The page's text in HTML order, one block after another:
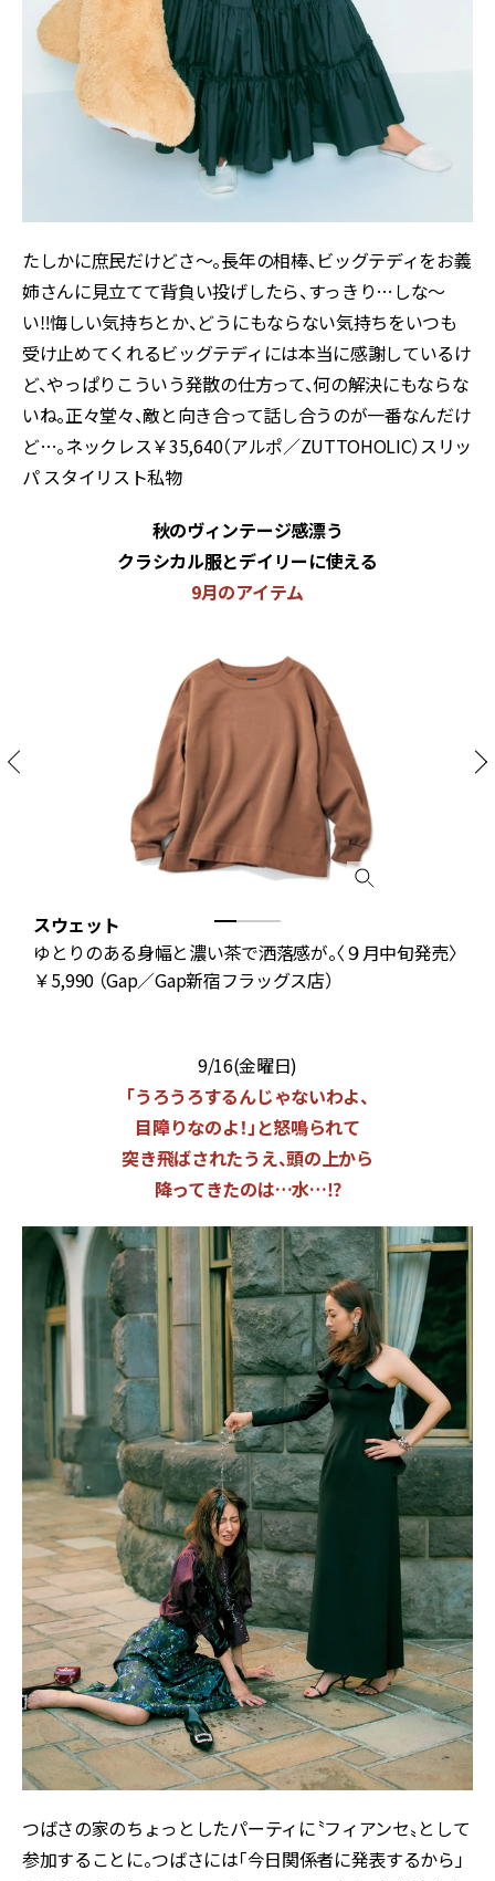
たしかに庶民だけどさ～。長年の相棒、ビッグテディをお義
姉さんに見立てて背負い投げしたら、すっきり…しな～
い‼悔しい気持ちとか、どうにもならない気持ちをいつも
受け止めてくれるビッグテディには本当に感謝しているけ
ど、やっぱりこういう発散の仕方って、何の解決にもならな
いね。正々堂々、敵と向き合って話し合うのが一番なんだけ
ど…。ネックレス￥35,640（アルポ／ZUTTOHOLIC）スリッ
パ スタイリスト私物
秋のヴィンテージ感漂う
クラシカル服とデイリーに使える
9月のアイテム
スウェット
ゆとりのある身幅と濃い茶で洒落感が。〈９月中旬発売〉
￥5,990 （Gap／Gap新宿フラッグス店）
9/16(金曜日)
「うろうろするんじゃないわよ、
目障りなのよ！」と怒鳴られて
突き飛ばされたうえ、頭の上から
降ってきたのは…水…⁉
つばさの家のちょっとしたパーティに〝フィアンセ〟として
参加することに。つばさには「今日関係者に発表するから」